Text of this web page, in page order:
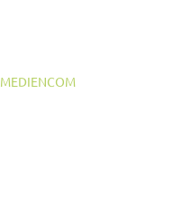
MEDIENCOM